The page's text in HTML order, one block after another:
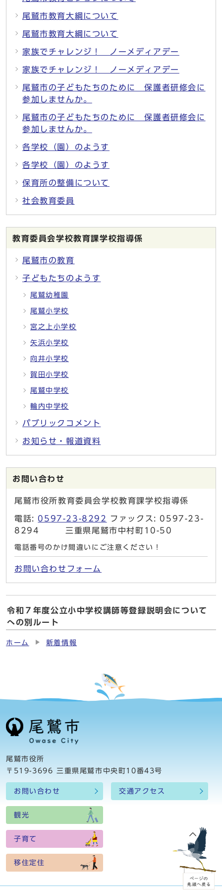
尾鷲市教育大綱について
尾鷲市教育大綱について
家族でチャレンジ！ ノーメディアデー
家族でチャレンジ！ ノーメディアデー
尾鷲市の子どもたちのために 保護者研修会に
参加しませんか。
尾鷲市の子どもたちのために 保護者研修会に
参加しませんか。
各学校（園）のようす
各学校（園）のようす
保育所の整備について
社会教育委員
教育委員会学校教育課学校指導係
尾鷲市の教育
子どもたちのようす
尾鷲幼稚園
尾鷲小学校
宮之上小学校
矢浜小学校
向井小学校
賀田小学校
尾鷲中学校
輪内中学校
パブリックコメント
お知らせ・報道資料
お問い合わせ
尾鷲市役所教育委員会学校教育課学校指導係
電話: 0597-23-8292
ファックス: 0597-23-
8294 三重県尾鷲市中村町10-50
電話番号のかけ間違いにご注意ください！
お問い合わせフォーム
令和７年度公立小中学校講師等登録説明会について
への別ルート
ホーム 新着情報
尾鷲市役所
〒519-3696 三重県尾鷲市中央町10番43号
お問い合わせ 交通アクセス
観光
子育て
移住定住